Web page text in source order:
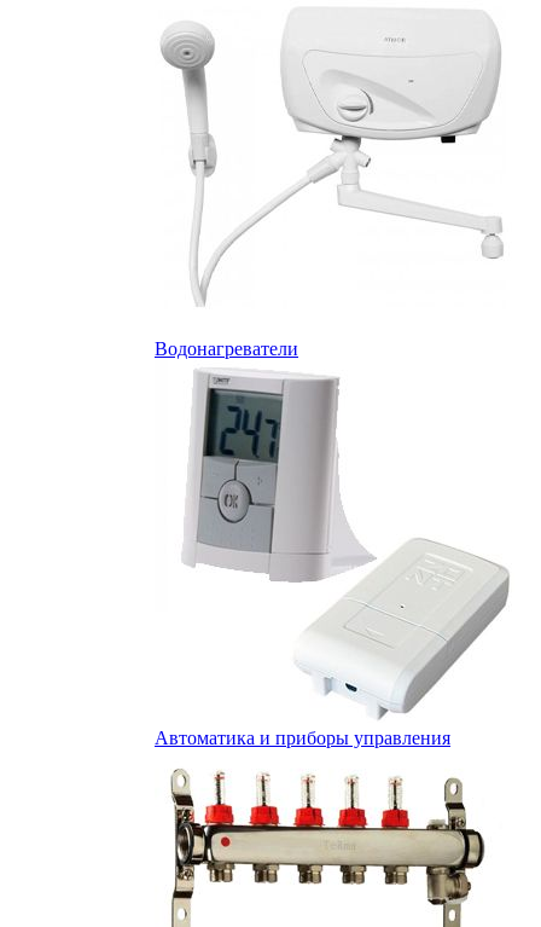
Водонагреватели
Автоматика и приборы управления